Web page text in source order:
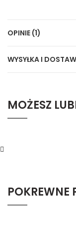
OPINIE (1)
WYSYŁKA I
MOŻESZ
POKREWNE